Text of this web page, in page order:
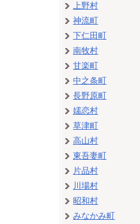
上野村
神流町
下仁田町
南牧村
甘楽町
中之条町
長野原町
嬬恋村
草津町
高山村
東吾妻町
片品村
川場村
昭和村
みなかみ町